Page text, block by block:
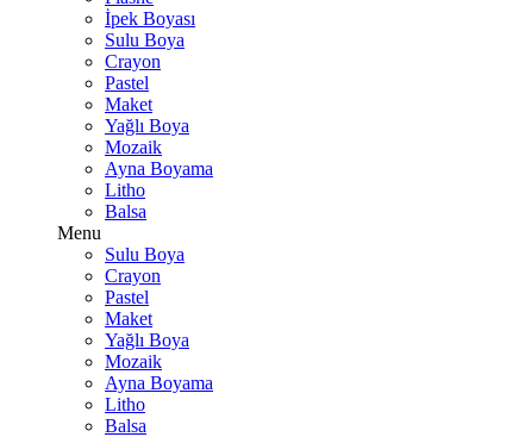
İpek Boyası
Sulu Boya
Crayon
Pastel
Maket
Yağlı Boya
Mozaik
Ayna Boyama
Litho
Balsa
Menu
Sulu Boya
Crayon
Pastel
Maket
Yağlı Boya
Mozaik
Ayna Boyama
Litho
Balsa